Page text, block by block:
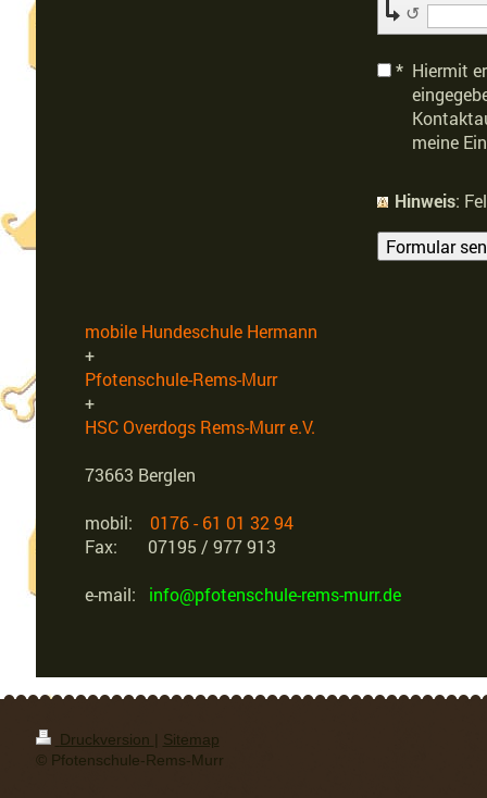
↺
* Hiermit
meine
Hinweis :
mobile Hundeschule Hermann
+
Pfotenschule-Rems-Murr
+
HSC Overdogs Rems-Murr e.V.
73663 Berglen
mobil: 0176 - 61 01 32 94
Fax: 07195 / 977 913
e-mail: info@pfotenschule-rems-murr.de
Druckversion | Sitemap
© Pfotenschule-Rems-Murr